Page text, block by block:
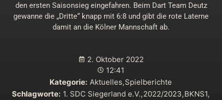
den ersten Saisonsieg eingefahren. Beim Dart Team Deutz
gewanne die „Dritte“ knapp mit 6:8 und gibt die rote Laterne
damit an die Kölner Mannschaft ab.
2. Oktober 2022
12:41
Kategorie: Aktuelles,Spielberichte
Schlagworte: 1. SDC Siegerland e.V.,2022/2023,BKNS1,